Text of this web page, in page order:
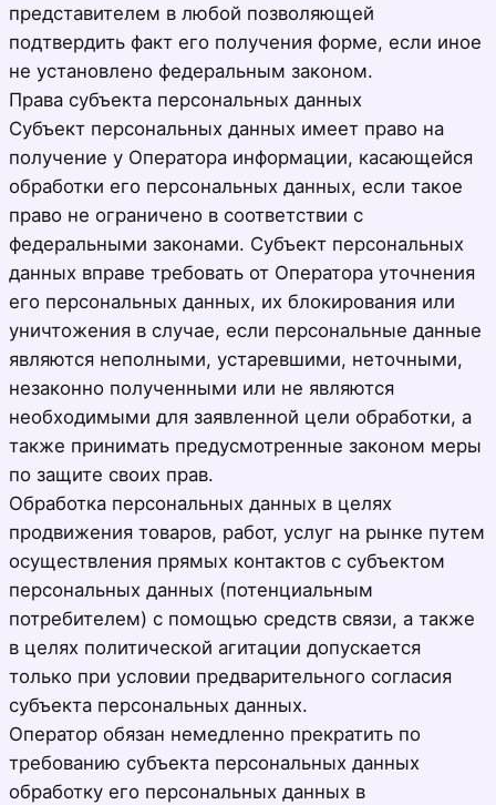
представителем в любой позволяющей
подтвердить факт его получения форме, если иное
не установлено федеральным законом.
Права субъекта персональных данных
Субъект персональных данных имеет право на
получение у Оператора информации, касающейся
обработки его персональных данных, если такое
право не ограничено в соответствии с
федеральными законами. Субъект персональных
данных вправе требовать от Оператора уточнения
его персональных данных, их блокирования или
уничтожения в случае, если персональные данные
являются неполными, устаревшими, неточными,
незаконно полученными или не являются
необходимыми для заявленной цели обработки, а
также принимать предусмотренные законом меры
по защите своих прав.
Обработка персональных данных в целях
продвижения товаров, работ, услуг на рынке путем
осуществления прямых контактов с субъектом
персональных данных (потенциальным
потребителем) с помощью средств связи, а также
в целях политической агитации допускается
только при условии предварительного согласия
субъекта персональных данных.
Оператор обязан немедленно прекратить по
требованию субъекта персональных данных
обработку его персональных данных в